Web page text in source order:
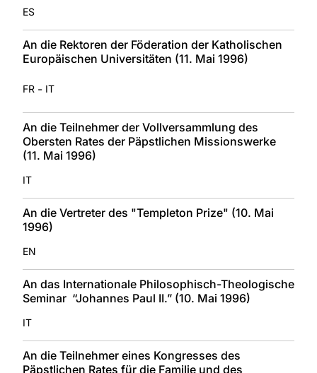
ES
An die Rektoren der Föderation der Katholischen
Europäischen Universitäten (11. Mai 1996)
FR - IT
An die Teilnehmer der Vollversammlung des
Obersten Rates der Päpstlichen Missionswerke
(11. Mai 1996)
IT
An die Vertreter des "Templeton Prize" (10. Mai
1996)
EN
An das Internationale Philosophisch-Theologische
Seminar “Johannes Paul II.” (10. Mai 1996)
IT
An die Teilnehmer eines Kongresses des
Päpstlichen Rates für die Familie und des